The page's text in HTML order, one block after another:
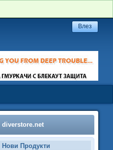
diverstore.net
Нови Продукти